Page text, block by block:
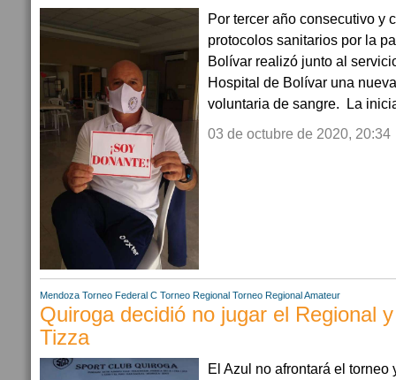
Por tercer año consecutivo y
protocolos sanitarios por la
Bolívar realizó junto al
Hospital de Bolívar una
voluntaria de sangre. La
03 de octubre de 2020, 20:34
Mendoza Torneo Federal C Torneo Regional Torneo Regional Amateur
Quiroga decidió no jugar el Regional
Tizza
El Azul no afrontará el